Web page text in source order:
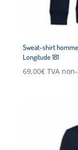
Sweat-shirt
Longitude 181
69,00€ TVA